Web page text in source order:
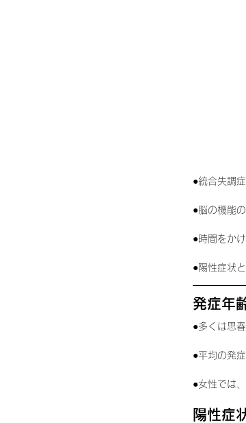
●統合失調
●脳の機能
●時間をか
●陽性症状
発症年
●多くは思
●平均の発
●女性では
陽性症